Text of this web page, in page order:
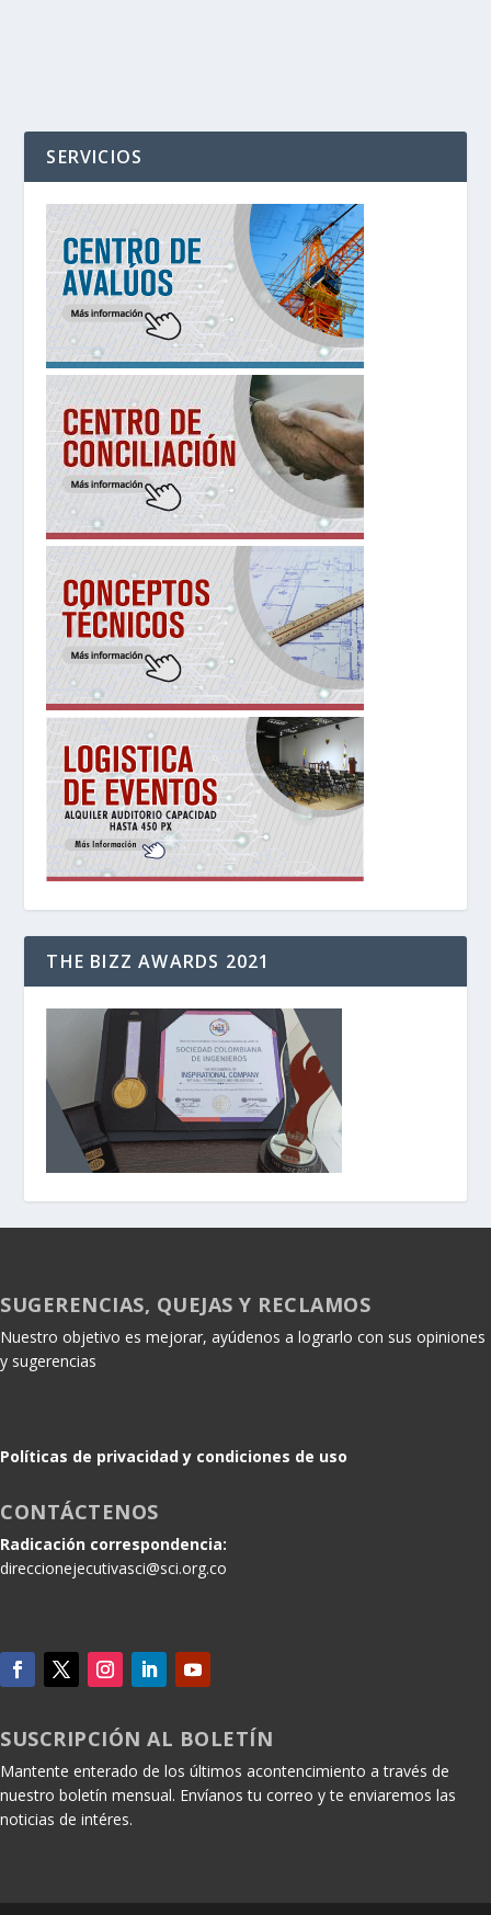
SERVICIOS
THE BIZZ AWARDS 2021
SUGERENCIAS, QUEJAS Y RECLAMOS
Nuestro objetivo es mejorar, ayúdenos a lograrlo con sus opiniones
y sugerencias
Políticas de privacidad y condiciones de uso
CONTÁCTENOS
Radicación correspondencia:
direccionejecutivasci@sci.org.co
SUSCRIPCIÓN AL BOLETÍN
Mantente enterado de los últimos acontencimiento a través de
nuestro boletín mensual. Envíanos tu correo y te enviaremos las
noticias de intéres.